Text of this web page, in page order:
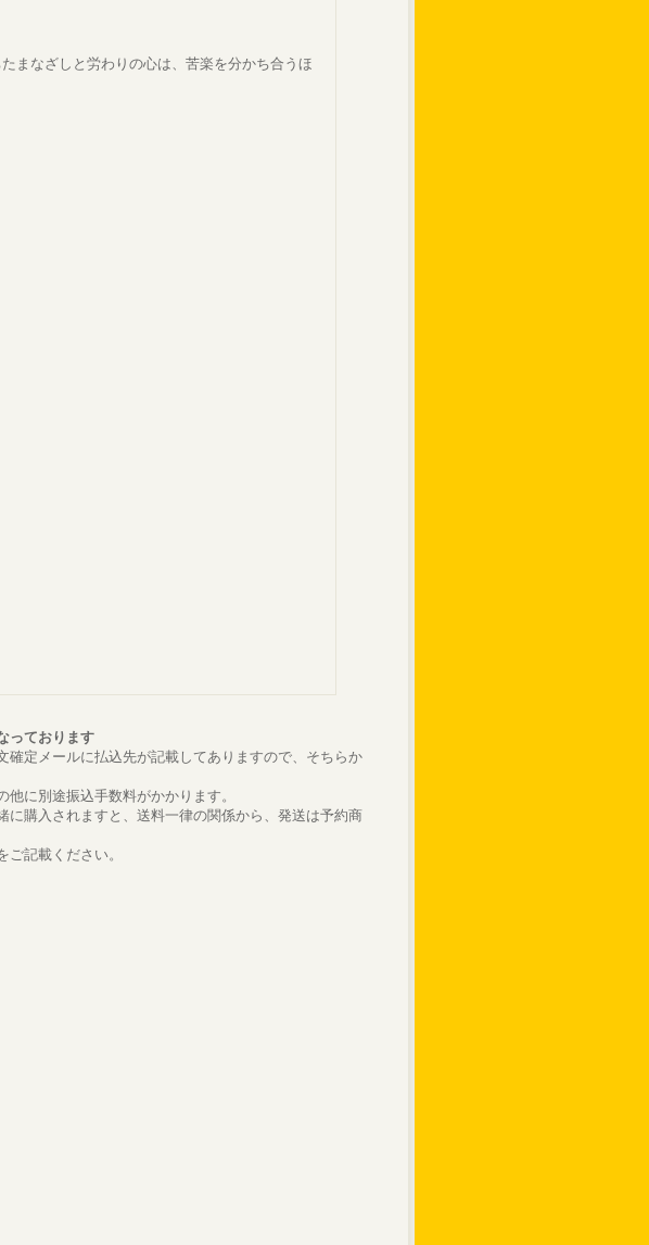
まなざしと労わりの心は、苦楽を分かち合うほ
っております
定メールに払込先が記載してありますので、そちらか
に別途振込手数料がかかります。
購入されますと、送料一律の関係から、発送は予約商
記載ください。